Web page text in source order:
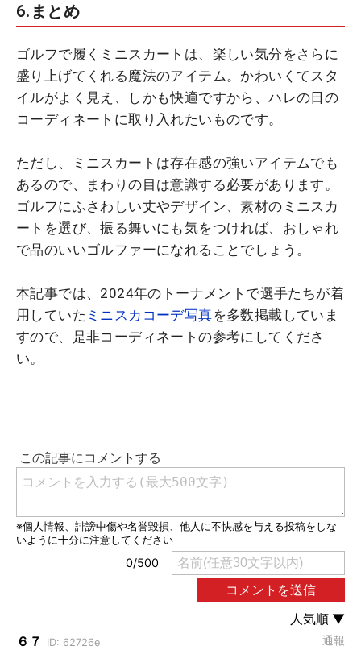
6.まとめ
ゴルフで履くミニスカートは、楽しい気分をさらに
盛り上げてくれる魔法のアイテム。かわいくてスタ
イルがよく見え、しかも快適ですから、ハレの日の
コーディネートに取り入れたいものです。
ただし、ミニスカートは存在感の強いアイテムでも
あるので、まわりの目は意識する必要があります。
ゴルフにふさわしい丈やデザイン、素材のミニスカ
ートを選び、振る舞いにも気をつければ、おしゃれ
で品のいいゴルファーになれることでしょう。
本記事では、2024年のトーナメントで選手たちが着
用していた ミニスカコーデ写真を多数掲載していま
すので、是非コーディネートの参考にしてくださ
い。